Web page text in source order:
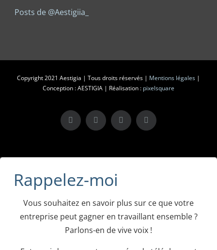
Posts de @Aestigiia_
Copyright 2021 Aestigia | Tous droits réservés | Mentions légales |
Conception : AESTIGIA | Réalisation : pixelsquare
X LinkedInInstagramFacebook
Rappelez-moi
Vous souhaitez en savoir plus sur ce que votre
entreprise peut gagner en travaillant ensemble ?
Parlons-en de vive voix !